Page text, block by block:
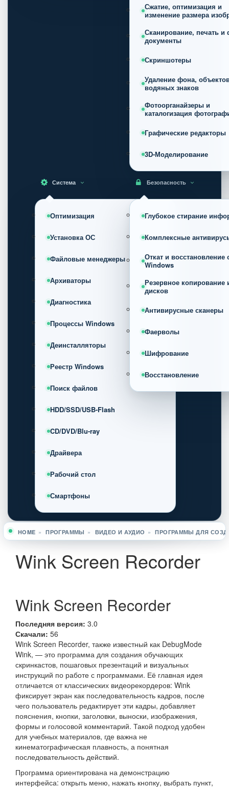
Сжатие, оптимизация и
изменение размера
Сканирование, печать и
документы
Скриншотеры
Удаление фона,
водяных знаков
Фотоорганайзеры и
каталогизация
Графические редакторы
3D-Моделирование
Система
Оптимизация
Установка ОС
Файловые менеджеры
Архиваторы
Диагностика
Процессы Windows
Деинсталляторы
Реестр Windows
Поиск файлов
HDD/SSD/USB-Flash
CD/DVD/Blu-ray
Драйвера
Рабочий стол
Смартфоны
Безопасность
Глубокое стирание
Комплексные
Откат и восстановление
Windows
Резервное копирование
дисков
Антивирусные сканеры
Фаерволы
Шифрование
Восстановление
Вы здесь
HOME » ПРОГРАММЫ » ВИДЕО И АУДИО » ПРОГРАММЫ ДЛЯ
Wink Screen Recorder
Wink Screen Recorder
Последняя версия: 3.0
Скачали: 56
Wink Screen Recorder, также известный как DebugMode
Wink, — это программа для создания обучающих
скринкастов, пошаговых презентаций и визуальных
инструкций по работе с программами. Её главная идея
отличается от классических видеорекордеров: Wink
фиксирует экран как последовательность кадров, после
чего пользователь редактирует эти кадры, добавляет
пояснения, кнопки, заголовки, выноски, изображения,
формы и голосовой комментарий. Такой подход удобен
для учебных материалов, где важна не
кинематографическая плавность, а понятная
последовательность действий.
Программа ориентирована на демонстрацию
интерфейса: открыть меню, нажать кнопку, выбрать пункт,